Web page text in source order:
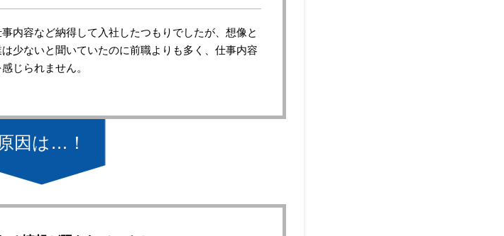
内容など納得して入社したつもりでしたが、想像と
少ないと聞いていたのに前職よりも多く、仕事内容
じられません。